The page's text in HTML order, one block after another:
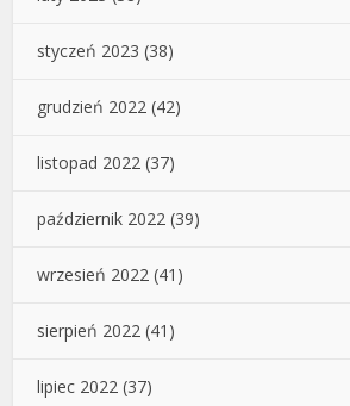
styczeń 2023 (38)
grudzień 2022 (42)
listopad 2022 (37)
październik 2022 (39)
wrzesień 2022 (41)
sierpień 2022 (41)
lipiec 2022 (37)